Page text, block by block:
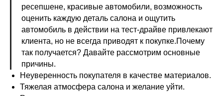
ресепшене, красивые автомобили, возможность
оценить каждую деталь салона и ощутить
автомобиль в действии на тест-драйве привлекают
клиента, но не всегда приводят к покупке.Почему
так получается? Давайте рассмотрим основные
причины.
Неуверенность покупателя в качестве материалов.
Тяжелая атмосфера салона и желание уйти.